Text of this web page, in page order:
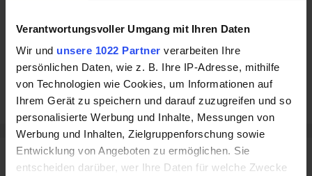
Verantwortungsvoller Umgang mit Ihren Daten
Wir und unsere 1022 Partner verarbeiten Ihre
persönlichen Daten, wie z. B. Ihre IP-Adresse, mithilfe
von Technologien wie Cookies, um Informationen auf
Ihrem Gerät zu speichern und darauf zuzugreifen und so
personalisierte Werbung und Inhalte, Messungen von
Werbung und Inhalten, Zielgruppenforschung sowie
Entwicklung von Angeboten zu ermöglichen. Sie
entscheiden darüber, wer Ihre Daten für welche Zwecke
Weihnachtsfest
Debitkarte vs. Kreditkarte: Was sind die Unterschiede?
Taschengeld für Kinder: Die Bedeutung und richtige
Herangehensweise
Clevere Spartipps zur Einschulung
Wissen